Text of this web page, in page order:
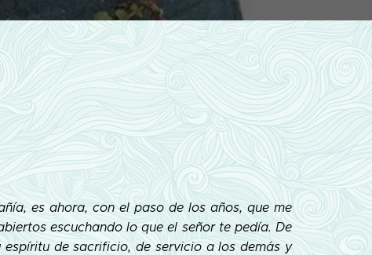
es ahora, con el paso de los años, que me
escuchando lo que el señor te pedía. De
de sacrificio, de servicio a los demás y